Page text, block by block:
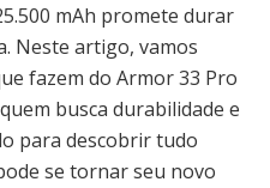
mAh promete durar
Neste artigo, vamos
fazem do Armor 33 Pro
busca durabilidade e
para descobrir tudo
se tornar seu novo